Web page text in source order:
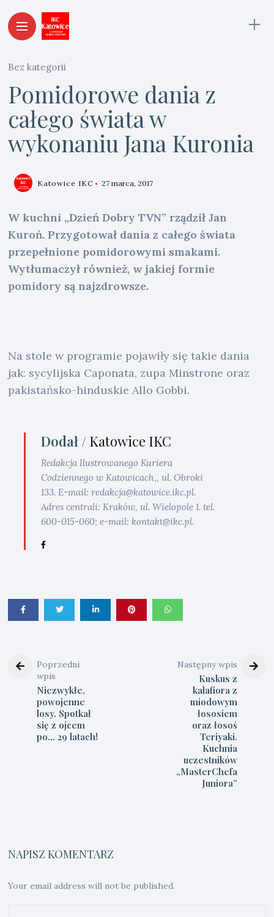
Bez kategorii
Pomidorowe dania z
całego świata w
wykonaniu Jana Kuronia
Katowice IKC 27 marca, 2017
W kuchni „Dzień Dobry TVN” rządził Jan
Kuroń. Przygotował dania z całego świata
przepełnione pomidorowymi smakami.
Wytłumaczył również, w jakiej formie
pomidory są najzdrowsze.
Na stole w programie pojawiły się takie dania
jak: sycylijska Caponata, zupa Minstrone oraz
pakistańsko-hinduskie Allo Gobbi.
Dodał / Katowice IKC
Redakcja Ilustrowanego Kuriera
Codziennego w Katowicach,, ul. Obroki
133. E-mail: redakcja@katowice.ikc.pl.
Adres centrali: Kraków, ul. Wielopole 1. tel.
600-015-060; e-mail: kontakt@ikc.pl.
Poprzedni
wpis
Niezwykłe,
powojenne
losy. Spotkał
się z ojcem
po… 29 latach!
Następny wpis
Kuskus z
kalafiora z
miodowym
łososiem
oraz łosoś
Teriyaki.
Kuchnia
uczestników
„MasterChefa
Juniora”
NAPISZ KOMENTARZ
Your email address will not be published.